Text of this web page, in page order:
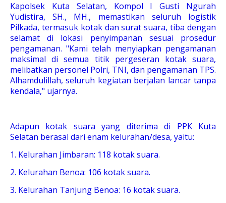
Kapolsek Kuta Selatan, Kompol I Gusti Ngurah
Yudistira, SH., MH., memastikan seluruh logistik
Pilkada, termasuk kotak dan surat suara, tiba dengan
selamat di lokasi penyimpanan sesuai prosedur
pengamanan. "Kami telah menyiapkan pengamanan
maksimal di semua titik pergeseran kotak suara,
melibatkan personel Polri, TNI, dan pengamanan TPS.
Alhamdulillah, seluruh kegiatan berjalan lancar tanpa
kendala," ujarnya.
Adapun kotak suara yang diterima di PPK Kuta
Selatan berasal dari enam kelurahan/desa, yaitu:
1. Kelurahan Jimbaran: 118 kotak suara.
2. Kelurahan Benoa: 106 kotak suara.
3. Kelurahan Tanjung Benoa: 16 kotak suara.